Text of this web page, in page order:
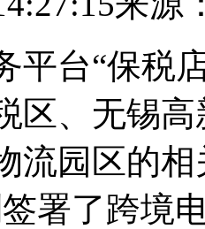
平台“保税
区、无锡
流园区的
签署了跨